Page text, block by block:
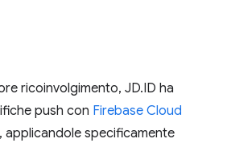
ricoinvolgimento, JD.ID ha
push con Firebase Cloud
, applicandole specificamente